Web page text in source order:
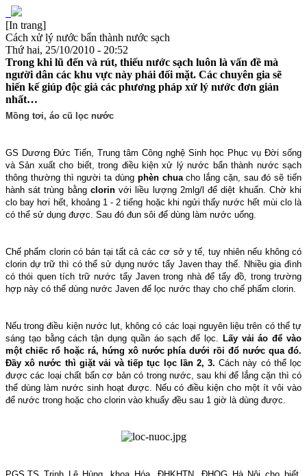
[In trang]
Cách xử lý nước bẩn thành nước sạch
Thứ hai, 25/10/2010 - 20:52
Trong khi lũ đến và rút, thiếu nước sạch luôn là vấn đề mà
người dân các khu vực này phải đối mặt. Các chuyên gia sẽ
hiến kế giúp độc giả các phương pháp xử lý nước đơn giản
nhất…
Mồng tơi, áo cũ lọc nước
GS Dương Đức Tiến, Trung tâm Công nghệ Sinh học Phục vụ Đời sống
và Sản xuất cho biết, trong điều kiện xử lý nước bẩn thành nước sạch
thông thường thì người ta dùng phèn chuacho lắng cặn, sau đó sẽ tiến
hành sát trùng bằng clorinvới liều lượng 2mlg/l để diệt khuẩn. Chờ khi
clo bay hơi hết, khoảng 1 - 2 tiếng hoặc khi ngửi thấy nước hết mùi clo là
có thể sử dụng được. Sau đó đun sôi để dùng làm nước uống.
Chế phẩm clorin có bán tại tất cả các cơ sở y tế, tuy nhiên nếu không có
clorin dự trữ thì có thể sử dụng nước tẩy Javen thay thế. Nhiều gia đình
có thói quen tích trữ nước tẩy Javen trong nhà để tẩy đồ, trong trường
hợp này có thể dùng nước Javen để lọc nước thay cho chế phẩm clorin.
Nếu trong điều kiện nước lụt, không có các loại nguyên liệu trên có thể tự
sáng tạo bằng cách tận dụng quần áo sạch để lọc. Lấy vải áo để vào
một chiếc rổ hoặc rá, hứng xô nước phía dưới rồi đổ nước qua đó.
Đầy xô nước thì giặt vải và tiếp tục lọc lần 2, 3.Cách này có thể lọc
được các loại chất bẩn cơ bản có trong nước, sau khi để lắng cặn thì có
thể dùng làm nước sinh hoạt được. Nếu có điều kiện cho một ít vôi vào
để nước trong hoặc cho clorin vào khuấy đều sau 1 giờ là dùng được.